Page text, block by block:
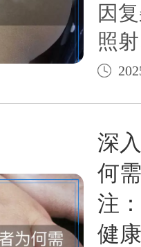
因
照
绪
不
夏
持
惯
恢
深
何
注
健